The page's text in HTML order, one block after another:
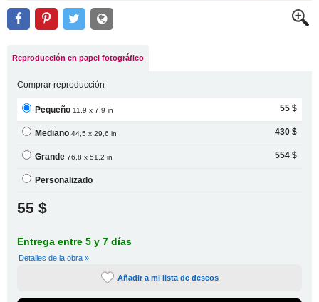
Reproducción en papel fotográfico
Comprar reproducción
Pequeño11,9 x 7,9 in 55 $
Mediano44,5 x 29,6 in 430 $
Grande76,8 x 51,2 in 554 $
Personalizado
55 $
Entrega entre 5 y 7 días
Detalles de la obra »
Añadir a mi lista de deseos